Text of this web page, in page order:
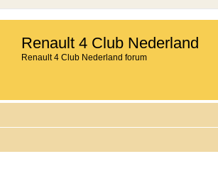
Renault 4 Club Nederland
Renault 4 Club Nederland forum